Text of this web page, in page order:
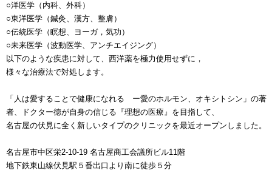
○洋医学（内科、外科）
○東洋医学（鍼灸、漢方、整膚）
○伝統医学（瞑想、ヨーガ，気功）
○未来医学（波動医学、アンチエイジング）
以下のような疾患に対して、西洋薬を極力使用せずに，
様々な治療法で対処します。
「人は愛することで健康になれる ー愛のホルモン、オキシトシン」の著
者、ドクター徳が自身の信じる『理想の医療』を目指して、
名古屋の伏見に全く新しいタイプのクリニックを最近オープンしました。
名古屋市中区栄2-10-19 名古屋商工会議所ビル11階
地下鉄東山線伏見駅５番出口より南に徒歩５分